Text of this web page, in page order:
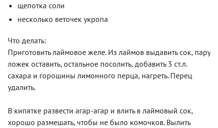
щепотка соли
несколько веточек укропа
Что делать:
Приготовить лаймовое желе. Из лаймов выдавить сок, пару
ложек оставить, остальное посолить, добавить 3 ст.л.
сахара и горошины лимонного перца, нагреть. Перец
удалить.
В кипятке развести агар-агар и влить в лаймовый сок,
хорошо размешать, чтобы не было комочков. Вылить